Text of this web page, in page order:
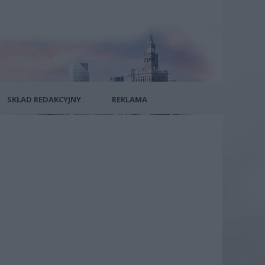
SKŁAD REDAKCYJNY REKLAMA